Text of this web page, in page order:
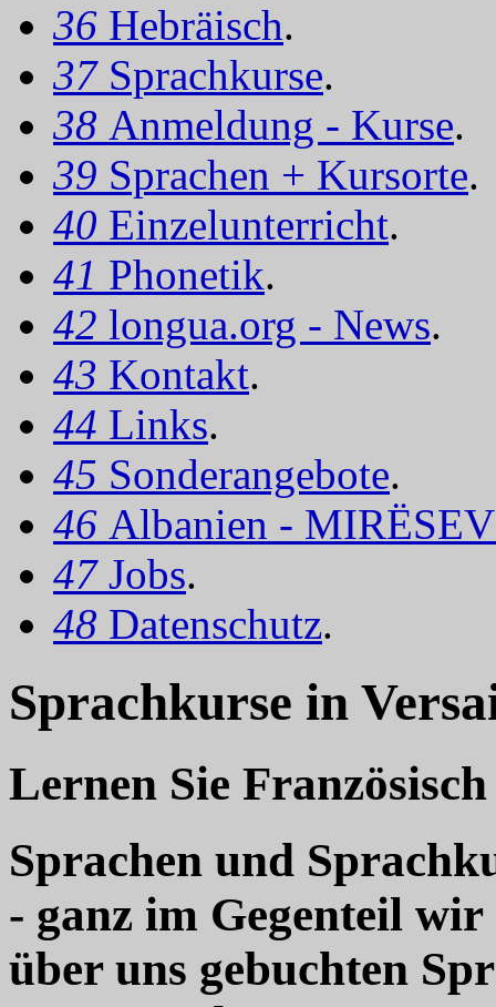
36 Hebräisch.
37 Sprachkurse.
38 Anmeldung - Kurse.
39 Sprachen + Kursorte.
40 Einzelunterricht.
41 Phonetik.
42 longua.org - News.
43 Kontakt.
44 Links.
45 Sonderangebote.
46 Albanien -
47 Jobs.
48 Datenschutz.
Sprachkurse in
Lernen Sie
Sprachen und
- ganz im Gegenteil
über uns gebuchten